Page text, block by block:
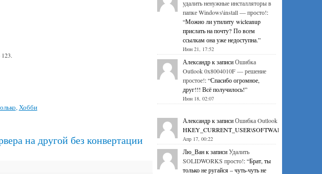
123.
,Хобби
на другой без конвертации
удалить ненужные инсталляторы в
папке Windows\install — просто!:
“Можно ли утилиту wicleanup
прислать на почту? По всем
ссылкам она уже недоступна.”
Июн 21, 17:52
Александрк записиОшибка
Outlook 0x8004010F — решение
простое!: “Спасибо огромное,
друг!!! Всё получилось!”
Июн 18, 02:07
Александрк записиОшибка Outlook 0x8004010F —
Апр 17, 00:22
Лю_Ванк записиУдалить
SOLIDWORKS просто!: “Брат, ты
только не ругайся – чуть-чуть не